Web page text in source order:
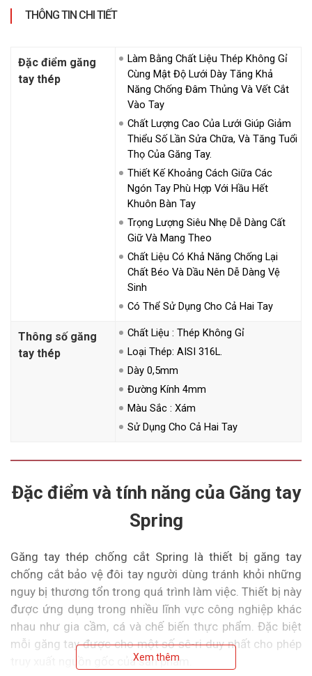
THÔNG TIN CHI TIẾT
Đặc điểm găng
tay thép
Làm Bằng Chất Liệu Thép Không Gỉ
Cùng Mật Độ Lưới Dày Tăng Khả
Năng Chống Đâm Thủng Và Vết Cắt
Vào Tay
Chất Lượng Cao Của Lưới Giúp Giảm
Thiểu Số Lần Sửa Chữa, Và Tăng Tuổi
Thọ Của Găng Tay.
Thiết Kế Khoảng Cách Giữa Các
Ngón Tay Phù Hợp Với Hầu Hết
Khuôn Bàn Tay
Trọng Lượng Siêu Nhẹ Dễ Dàng Cất
Giữ Và Mang Theo
Chất Liệu Có Khả Năng Chống Lại
Chất Béo Và Dầu Nên Dễ Dàng Vệ
Sinh
Có Thể Sử Dụng Cho Cả Hai Tay
Thông số găng
tay thép
Chất Liệu : Thép Không Gỉ
Loại Thép: AISI 316L.
Dày 0,5mm
Đường Kính 4mm
Màu Sắc : Xám
Sử Dụng Cho Cả Hai Tay
Đặc điểm và tính năng của Găng tay
Spring
Găng tay thép chống cắt Spring là thiết bị găng tay
chống cắt bảo vệ đôi tay người dùng tránh khỏi những
nguy bị thương tổn trong quá trình làm việc. Thiết bị này
được ứng dụng trong nhiều lĩnh vực công nghiệp khác
nhau như gia cầm, cá và chế biến thực phẩm. Đặc biệt
mỗi găng tay được cho một số sê-ri duy nhất cho phép
truy xuất nguồn gốc của sản phẩm.
Xem thêm